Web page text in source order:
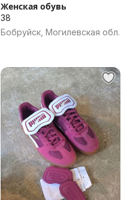
Женская обувь
38
Бобруйск, Могилевская обл.